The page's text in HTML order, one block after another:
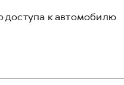
доступа к автомобилю